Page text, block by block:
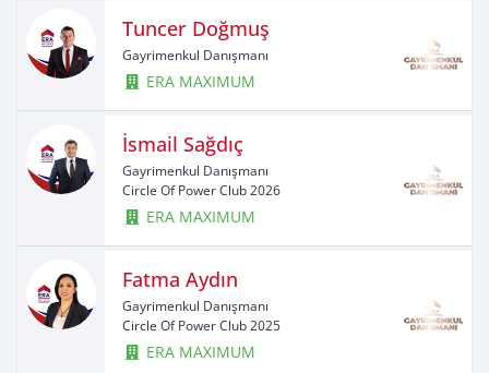
Tuncer Doğmuş
Gayrimenkul Danışmanı
ERA MAXIMUM
İsmail Sağdıç
Gayrimenkul Danışmanı
Circle Of Power Club 2026
ERA MAXIMUM
Fatma Aydın
Gayrimenkul Danışmanı
Circle Of Power Club 2025
ERA MAXIMUM